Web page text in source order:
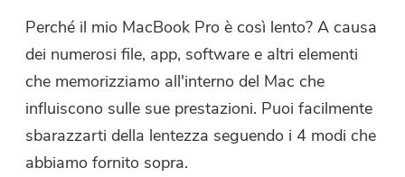
Perché il mio MacBook Pro è così lento? A causa
dei numerosi file, app, software e altri elementi
che memorizziamo all'interno del Mac che
influiscono sulle sue prestazioni. Puoi facilmente
sbarazzarti della lentezza seguendo i 4 modi che
abbiamo fornito sopra.